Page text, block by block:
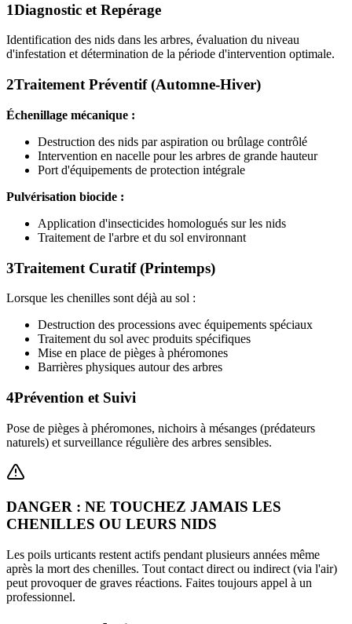
1Diagnostic et Repérage
Identification des nids dans les arbres, évaluation du niveau
d'infestation et détermination de la période d'intervention optimale.
2Traitement Préventif (Automne-Hiver)
Échenillage mécanique :
Destruction des nids par aspiration ou brûlage contrôlé
Intervention en nacelle pour les arbres de grande hauteur
Port d'équipements de protection intégrale
Pulvérisation biocide :
Application d'insecticides homologués sur les nids
Traitement de l'arbre et du sol environnant
3Traitement Curatif (Printemps)
Lorsque les chenilles sont déjà au sol :
Destruction des processions avec équipements spéciaux
Traitement du sol avec produits spécifiques
Mise en place de pièges à phéromones
Barrières physiques autour des arbres
4Prévention et Suivi
Pose de pièges à phéromones, nichoirs à mésanges (prédateurs
naturels) et surveillance régulière des arbres sensibles.
DANGER : NE TOUCHEZ JAMAIS LES
CHENILLES OU LEURS NIDS
Les poils urticants restent actifs pendant plusieurs années même
après la mort des chenilles. Tout contact direct ou indirect (via l'air)
peut provoquer de graves réactions. Faites toujours appel à un
professionnel.